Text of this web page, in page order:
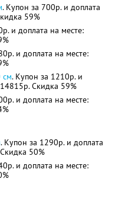
. Купон за 700р. и доплата
59%
и доплата на месте:
и доплата на месте:
см. Купон за 1210р. и
Скидка 59%
и доплата на месте:
. Купон за 1290р. и доплата
Скидка 50%
и доплата на месте: